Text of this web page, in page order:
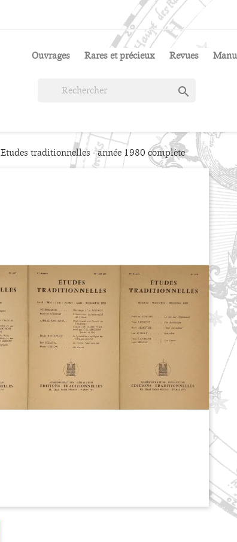
Ouvrages Rares et précieux Revues

Etudes traditionnelles - année 1980 complète